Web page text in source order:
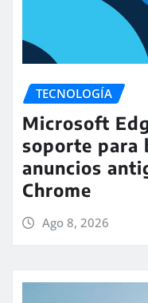
TECNOLOGÍA
Microsoft
soporte para
anuncios
Chrome
Ago 8, 2026